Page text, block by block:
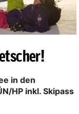
in den
HP inkl. Skipass